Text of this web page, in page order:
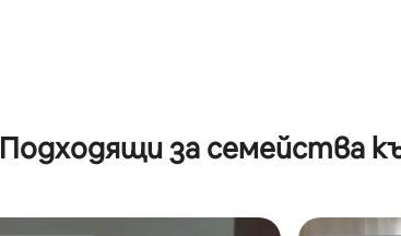
Подходящи за семейства